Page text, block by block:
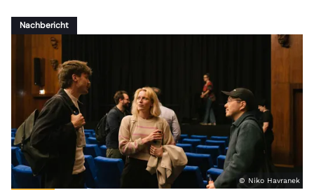
Pavillons traf sich die Community, die morgen die
Branche bewegt.
Nachbericht
© Niko Havranek